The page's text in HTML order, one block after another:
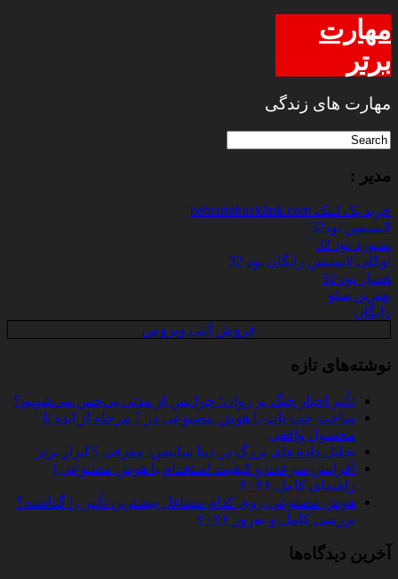
مهارت
برتر
مهارت های زندگی
مدیر :
خرید بک لینک behtarinbacklink.com
لایسنس نود32
پسورد نود 32
اوکلی لایسنس رایگان نود 32
همیار نود 32
بهترین سئو
رایگان
فروش آنتی ویروس
نوشته‌های تازه
تأثیر اخبار جنگ بر روان؛ چرا پس از مدتی بی‌حس می‌شویم؟
ساخت چت‌ بات با هوش مصنوعی در 7 مرحله از ایده تا
محصول واقعی
تحلیل داده‌ های بزرگ در دیتا ساینس: معرفی 5 ابزار برتر
افزایش سرعت و کیفیت استخدام با هوش مصنوعی |
راهنمای کامل ۲۰۲۶
هوش مصنوعی روی کدام مشاغل بیشترین تأثیر را گذاشته؟
بررسی کامل و به‌روز ۲۰۲۶
آخرین دیدگاه‌ها